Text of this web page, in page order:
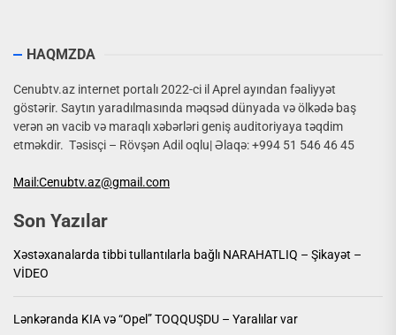
HAQMZDA
Cenubtv.az internet portalı 2022-ci il Aprel ayından fəaliyyət
göstərir. Saytın yaradılmasında məqsəd dünyada və ölkədə baş
verən ən vacib və maraqlı xəbərləri geniş auditoriyaya təqdim
etməkdir. Təsisçi – Rövşən Adil oqlu| Əlaqə: +994 51 546 46 45
Mail:Cenubtv.az@gmail.com
Son Yazılar
Xəstəxanalarda tibbi tullantılarla bağlı NARAHATLIQ – Şikayət –
VİDEO
Lənkəranda KIA və “Opel” TOQQUŞDU – Yaralılar var